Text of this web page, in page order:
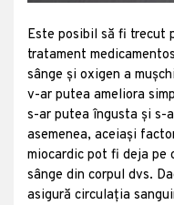
Este posibil să fi trecut
tratament
sânge și oxigen a
v-ar putea ameliora
s-ar putea îngusta și s-
asemenea, aceiași
miocardic pot fi deja pe
sânge din corpul dvs.
asigură circulația